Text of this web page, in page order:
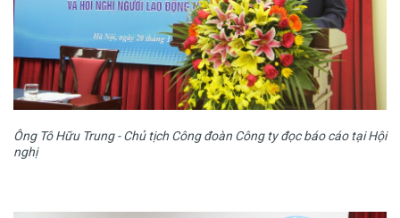
Ông Tô Hữu Trung - Chủ tịch Công đoàn Công ty đọc báo cáo tại Hội
nghị